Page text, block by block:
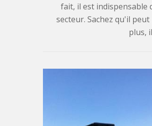
fait, il est indispensable
secteur. Sachez qu'il
plus,